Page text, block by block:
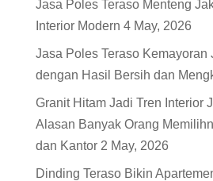
Jasa Poles Teraso Menteng
Interior Modern 4 May, 2026
Jasa Poles Teraso Kemayoran
dengan Hasil Bersih dan
Granit Hitam Jadi Tren Interior
Alasan Banyak Orang
dan Kantor 2 May, 2026
Dinding Teraso Bikin